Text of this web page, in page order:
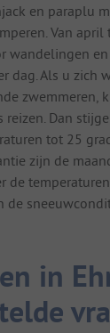
en paraplu
Van
wandelingen
dag. Als u zich
zwemmeren,
Dan
tot 25
zijn de
de
de
in